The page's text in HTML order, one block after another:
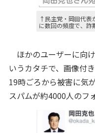
↑民主党・岡田代表
に数回の頻度で、詐
ほかのユーザーに向
いうカタチで、画像付
19時ごろから被害に気
スパムが約4000人のフ